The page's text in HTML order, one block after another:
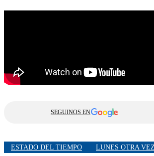
SEGUINOS EN
ESTADO DEL TIEMPO LUNES OTRA VEZ